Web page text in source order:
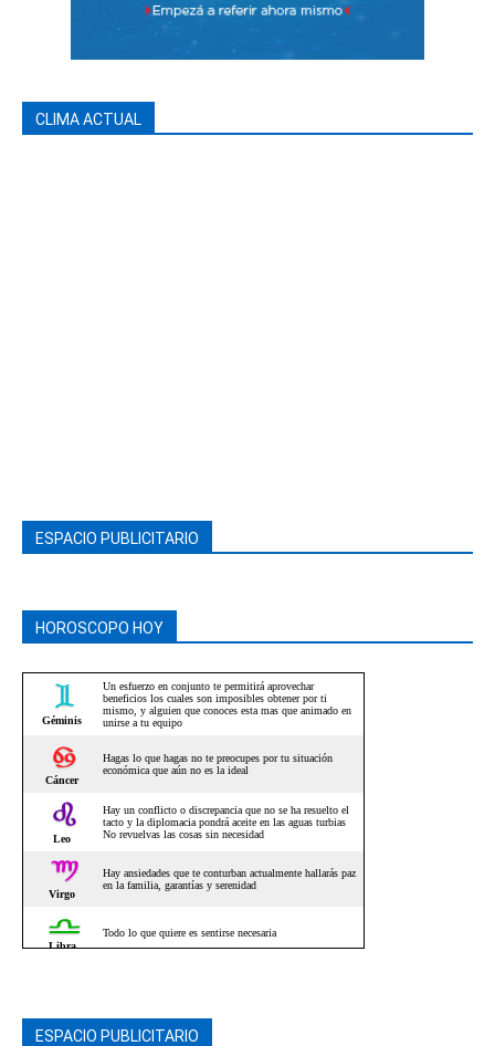
CLIMA ACTUAL
ESPACIO PUBLICITARIO
HOROSCOPO HOY
ESPACIO PUBLICITARIO